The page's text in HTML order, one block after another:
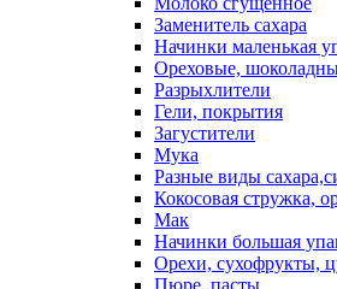
Заменитель сахара
Начинки маленькая
Ореховые,
Разрыхлители
Гели, покрытия
Загустители
Мука
Разные виды
Кокосовая стружка,
Мак
Начинки большая
Орехи, сухофрукты,
Пюре, пасты